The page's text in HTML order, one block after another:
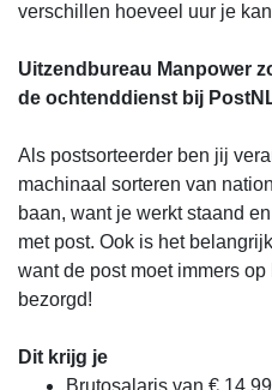
verschillen hoeveel uur je
Uitzendbureau Manpower
de ochtenddienst bij
Als postsorteerder ben jij
machinaal sorteren van
baan, want je werkt staand
met post. Ook is het
want de post moet immers
bezorgd!
Dit krijg je